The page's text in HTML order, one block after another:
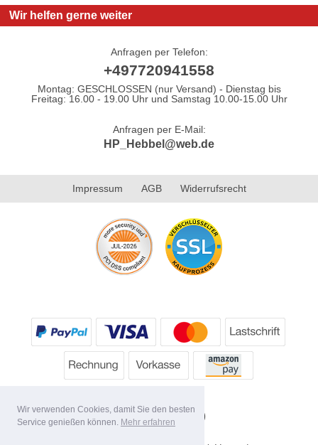
Wir verwenden Cookies, damit Sie den besten
Service genießen können. Mehr erfahren
Wir helfen gerne weiter
Anfragen per Telefon:
+497720941558
Montag: GESCHLOSSEN (nur Versand) - Dienstag bis
Freitag: 16.00 - 19.00 Uhr und Samstag 10.00-15.00 Uhr
Anfragen per E-Mail:
HP_Hebbel@web.de
Impressum AGB Widerrufsrecht